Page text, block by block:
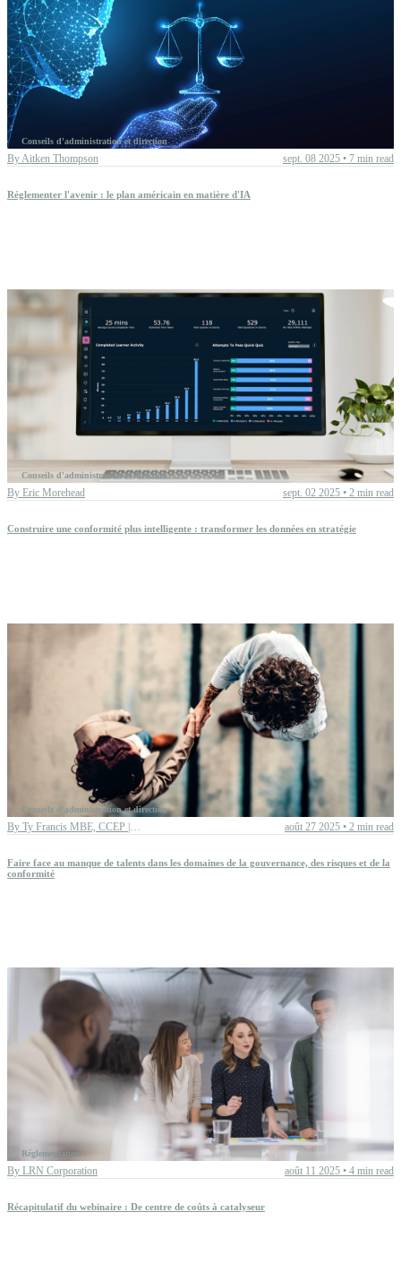
Conseils d'administration et direction
ByAitken Thompson sept. 08 2025 • 7 min read
Réglementer l'avenir : le plan américain en matière d'IA
Conseils d'administration et direction
By Eric Morehead sept. 02 2025 • 2 min read
Construire une conformité plus intelligente : transformer les données en stratégie
Conseils d'administration et direction
By Ty Francis MBE, CCEP | Chief Advisory Officer août 27 2025 • 2 min read
Faire face au manque de talents dans les domaines de la gouvernance, des risques et de la
conformité
Réglementation
By LRN Corporation août 11 2025 • 4 min read
Récapitulatif du webinaire : De centre de coûts à catalyseur